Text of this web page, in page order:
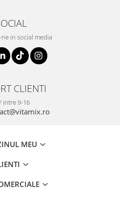
in social media
CLIENTI
intre 9-16
MEU